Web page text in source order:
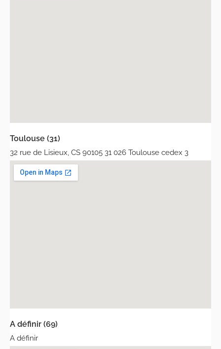
Toulouse (31)
32 rue de Lisieux, CS 90105 31 026 Toulouse cedex 3
A définir (69)
A définir